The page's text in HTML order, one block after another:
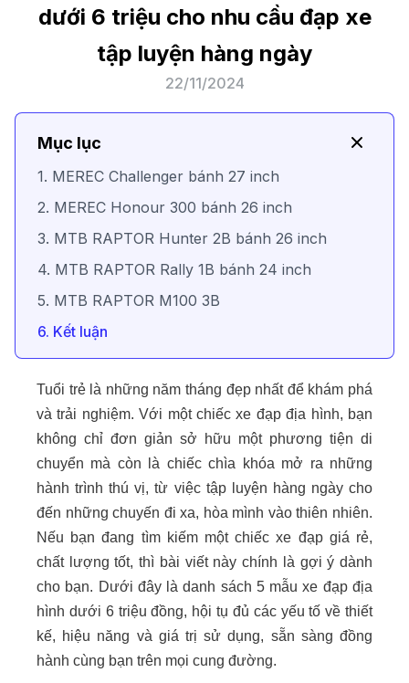
dưới 6 triệu cho nhu cầu đạp xe
tập luyện hàng ngày
22/11/2024
Mục lục
1. MEREC Challenger bánh 27 inch
2. MEREC Honour 300 bánh 26 inch
3. MTB RAPTOR Hunter 2B bánh 26 inch
4. MTB RAPTOR Rally 1B bánh 24 inch
5. MTB RAPTOR M100 3B
6. Kết luận
Tuổi trẻ là những năm tháng đẹp nhất để khám phá
và trải nghiệm. Với một chiếc xe đạp địa hình, bạn
không chỉ đơn giản sở hữu một phương tiện di
chuyển mà còn là chiếc chìa khóa mở ra những
hành trình thú vị, từ việc tập luyện hàng ngày cho
đến những chuyến đi xa, hòa mình vào thiên nhiên.
Nếu bạn đang tìm kiếm một chiếc xe đạp giá rẻ,
chất lượng tốt, thì bài viết này chính là gợi ý dành
cho bạn. Dưới đây là danh sách 5 mẫu xe đạp địa
hình dưới 6 triệu đồng, hội tụ đủ các yếu tố về thiết
kế, hiệu năng và giá trị sử dụng, sẵn sàng đồng
hành cùng bạn trên mọi cung đường.